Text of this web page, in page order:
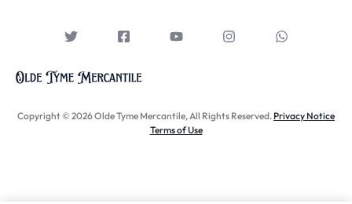
Copyright © 2026 Olde Tyme Mercantile, All Rights Reserved. Privacy Notice
Terms of Use